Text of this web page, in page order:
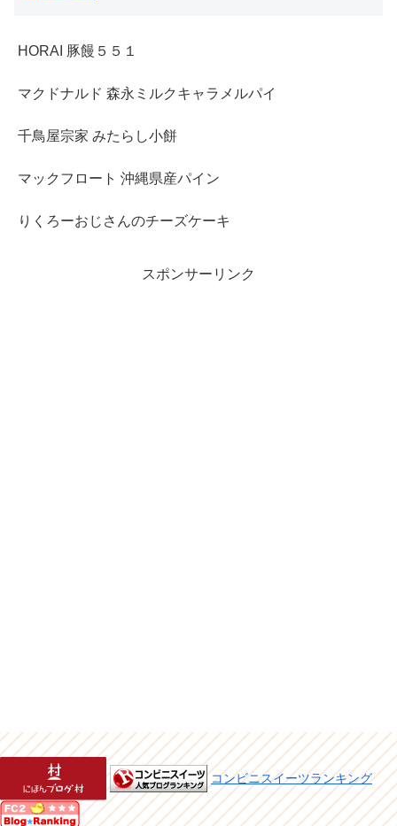
HORAI 豚饅５５１
マクドナルド 森永ミルクキャラメルパイ
千鳥屋宗家 みたらし小餅
マックフロート 沖縄県産パイン
りくろーおじさんのチーズケーキ
スポンサーリンク
コンビニスイーツランキング